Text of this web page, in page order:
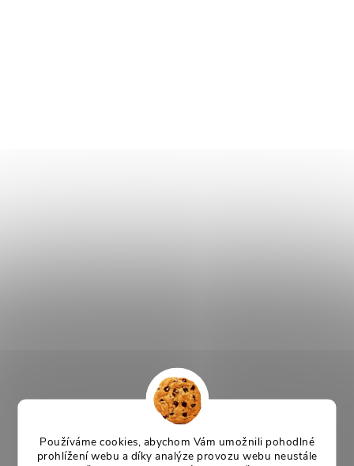
Používáme cookies, abychom Vám umožnili pohodlné
prohlížení webu a díky analýze provozu webu neustále